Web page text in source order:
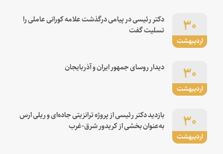
اردیبهشت
۳۰
دکتر رئیسی در پیامی درگذشت علامه کورانی عاملی را
تسلیت گفت
اردیبهشت
۳۰ دیدار روسای جمهور ایران و آذربایجان
اردیبهشت
۳۰
بازدید دکتر رئیسی از پروژه ترانزیتی جاده‌ای و ریلی ارس
به‌عنوان بخشی از کریدور شرق-غرب